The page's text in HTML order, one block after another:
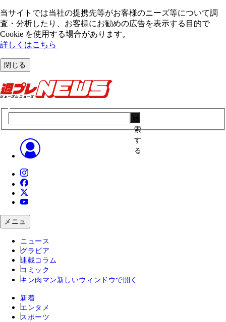
当サイトでは当社の提携先等がお客様のニーズ等について調
査・分析したり、お客様にお勧めの広告を表⽰する⽬的で
Cookie を使⽤する場合があります。
詳しくはこちら
閉じる
索
す
る
メニュ
ニュース
グラビア
連載コラム
コミック
キン肉マン 新しいウィンドウで開く
新着
エンタメ
スポーツ